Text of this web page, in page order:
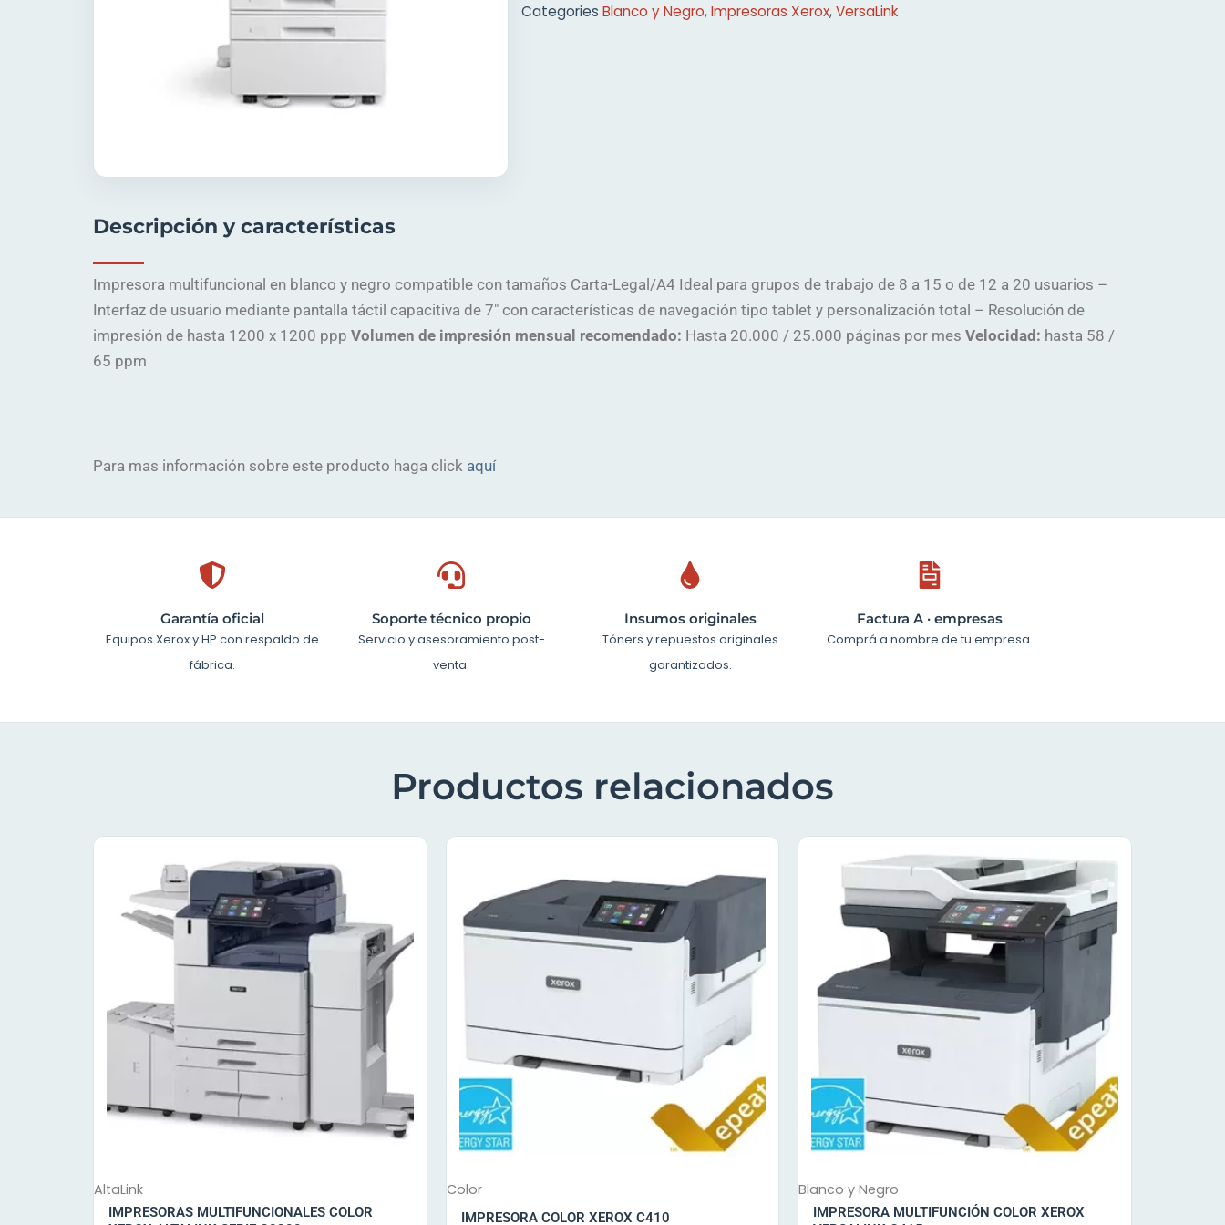
Categories Blanco y Negro,Impresoras Xerox,VersaLink
Descripción y características
Impresora multifuncional en blanco y negro compatible con tamaños Carta-Legal/A4 Ideal para grupos de trabajo de 8 a 15 o de 12 a 20 usuarios –
Interfaz de usuario mediante pantalla táctil capacitiva de 7″ con características de navegación tipo tablet y personalización total – Resolución de
impresión de hasta 1200 x 1200 ppp Volumen de impresión mensual recomendado: Hasta 20.000 / 25.000 páginas por mes Velocidad: hasta 58 /
65 ppm
Para mas información sobre este producto haga click aquí
Garantía oficial
Equipos Xerox y HP con respaldo de
fábrica.
Soporte técnico propio
Servicio y asesoramiento post-
venta.
Insumos originales
Tóners y repuestos originales
garantizados.
Factura A · empresas
Comprá a nombre de tu empresa.
Productos relacionados
AltaLink
IMPRESORAS MULTIFUNCIONALES COLOR
Color
IMPRESORA COLOR XEROX C410
Blanco y Negro
IMPRESORA MULTIFUNCIÓN COLOR XEROX